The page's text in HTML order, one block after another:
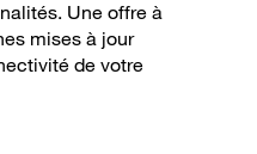
Une offre à
mises à jour
de votre